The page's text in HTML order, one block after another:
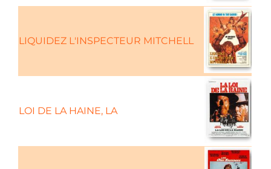
LIQUIDEZ L'INSPECTEUR MITCHELL
LOI DE LA HAINE, LA